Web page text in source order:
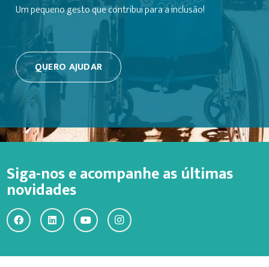
Um pequeno gesto que contribui para a inclusão!
QUERO AJUDAR
Siga-nos e acompanhe as últimas
novidades